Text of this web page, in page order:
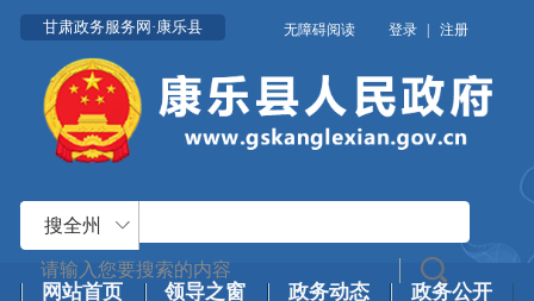
甘肃政务服务网·康乐县 无障碍阅读 登录 | 注册
搜全州
网站首页 领导之窗 政务动态 政务公开